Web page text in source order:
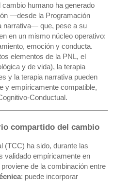
cambio humano ha generado
—desde la Programación
narrativa— que, pese a su
en un mismo núcleo operativo:
emoción y conducta.
elementos de la PNL, el
y de vida), la terapia
y la terapia narrativa pueden
y empíricamente compatible,
Conductual.
compartido del cambio
(TCC) ha sido, durante las
validado empíricamente en
de la combinación entre
: puede incorporar